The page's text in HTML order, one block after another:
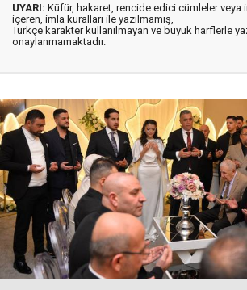
UYARI: Küfür, hakaret, rencide edici cümleler veya
içeren, imla kuralları ile yazılmamış,
Türkçe karakter kullanılmayan ve büyük harflerle
onaylanmamaktadır.